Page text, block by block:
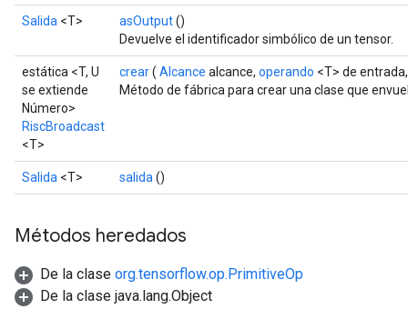
Salida <T> asOutput()
Devuelve el identificador simbólico de un tensor.
estática <T, U
se extiende
Número>
RiscBroadcast
<T>
crear( Alcance alcance, operando <T> de
Método de fábrica para crear una clase que
Salida <T> salida ()
Métodos heredados
De la clase org.tensorflow.op.PrimitiveOp
De la clase java.lang.Object